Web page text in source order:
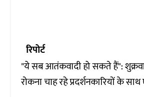
रिपोर्ट
"ये सब आतंकवादी हो सकते हैं":
रोकना चाह रहे प्रदर्शनकारियों के